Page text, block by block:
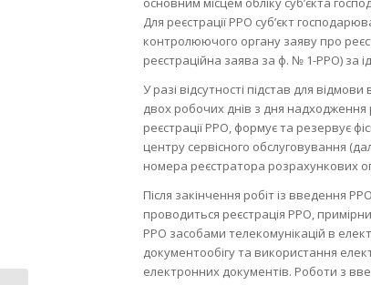
Для реєстрації РРО суб’єкт
контролюючого органу заяву про
реєстраційна заява за ф. № 1-РРО) за
У разі відсутності підстав для
двох робочих днів з дня
реєстрації РРО, формує та резервує
центру сервісного обслуговування
номера реєстратора розрахункових
Після закінчення робіт із введення
проводиться реєстрація РРО,
РРО засобами телекомунікацій в
документообігу та використання
електронних документів. Роботи з